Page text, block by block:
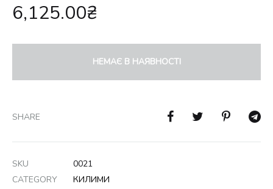
6,125.00₴
НЕМАЄ В НАЯВНОСТІ
SHARE
SKU
0021
CATEGORY
КИЛИМИ